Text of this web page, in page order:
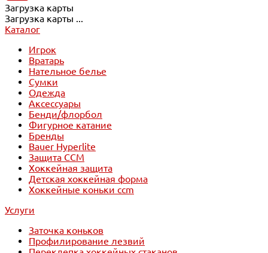
Загрузка карты
Загрузка карты ...
Каталог
Игрок
Вратарь
Нательное белье
Сумки
Одежда
Аксессуары
Бенди/флорбол
Фигурное катание
Бренды
Bauer Hyperlite
Защита CCM
Хоккейная защита
Детская хоккейная форма
Хоккейные коньки ccm
Услуги
Заточка коньков
Профилирование лезвий